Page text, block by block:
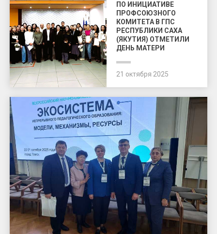
ПО ИНИЦИАТИВЕ
ПРОФСОЮЗНОГО
КОМИТЕТА В ГПС
РЕСПУБЛИКИ САХА
(ЯКУТИЯ) ОТМЕТИЛИ
ДЕНЬ МАТЕРИ
21 октября 2025